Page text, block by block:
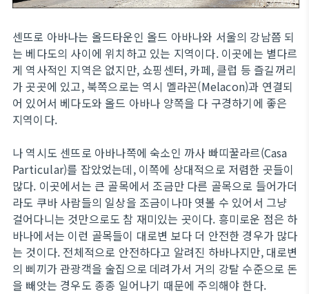
센뜨로 아바나는 올드타운인 올드 아바나와 서울의 강남쯤 되
는 베다도의 사이에 위치하고 있는 지역이다. 이곳에는 별다르
게 역사적인 지역은 없지만, 쇼핑센터, 카페, 클럽 등 즐길꺼리
가 곳곳에 있고, 북쪽으로는 역시 멜라꼰(Melacon)과 연결되
어 있어서 베다도와 올드 아바나 양쪽을 다 구경하기에 좋은
지역이다.
나 역시도 센뜨로 아바나쪽에 숙소인 까사 빠띠꿀라르(Casa
Particular)를 잡았었는데, 이쪽에 상대적으로 저렴한 곳들이
많다. 이곳에서는 큰 골목에서 조금만 다른 골목으로 들어가더
라도 쿠바 사람들의 일상을 조금이나마 엿볼 수 있어서 그냥
걸어다니는 것만으로도 참 재미있는 곳이다. 흥미로운 점은 하
바나에서는 이런 골목들이 대로변 보다 더 안전한 경우가 많다
는 것이다. 전체적으로 안전하다고 알려진 하바나지만, 대로변
의 삐끼가 관광객을 술집으로 데려가서 거의 강탈 수준으로 돈
을 빼앗는 경우도 종종 일어나기 때문에 주의해야 한다.